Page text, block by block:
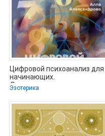
Цифровой психоанализ для
начинающих.
Доказательная нумерология
- Александрова
Эзотерика